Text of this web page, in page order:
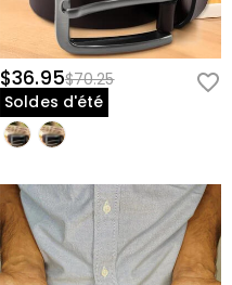
$36.95$70.25
Soldes d'été